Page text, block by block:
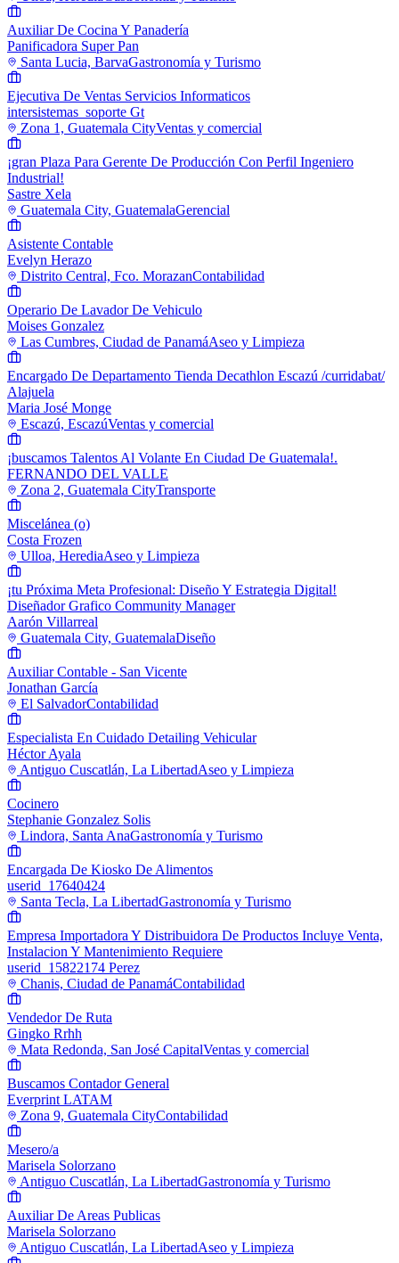
Auxiliar De Cocina Y Panadería
Panificadora Super Pan
Santa Lucia, BarvaGastronomía y Turismo
Ejecutiva De Ventas Servicios Informaticos
intersistemas_soporte Gt
Zona 1, Guatemala CityVentas y comercial
¡gran Plaza Para Gerente De Producción Con Perfil Ingeniero
Industrial!
Sastre Xela
Guatemala City, GuatemalaGerencial
Asistente Contable
Evelyn Herazo
Distrito Central, Fco. MorazanContabilidad
Operario De Lavador De Vehiculo
Moises Gonzalez
Las Cumbres, Ciudad de PanamáAseo y Limpieza
Encargado De Departamento Tienda Decathlon Escazú /curridabat/
Alajuela
Maria José Monge
Escazú, EscazúVentas y comercial
¡buscamos Talentos Al Volante En Ciudad De Guatemala!.
FERNANDO DEL VALLE
Zona 2, Guatemala CityTransporte
Miscelánea (o)
Costa Frozen
Ulloa, HerediaAseo y Limpieza
¡tu Próxima Meta Profesional: Diseño Y Estrategia Digital!
Diseñador Grafico Community Manager
Aarón Villarreal
Guatemala City, GuatemalaDiseño
Auxiliar Contable - San Vicente
Jonathan García
El SalvadorContabilidad
Especialista En Cuidado Detailing Vehicular
Héctor Ayala
Antiguo Cuscatlán, La LibertadAseo y Limpieza
Cocinero
Stephanie Gonzalez Solis
Lindora, Santa AnaGastronomía y Turismo
Encargada De Kiosko De Alimentos
userid_17640424
Santa Tecla, La LibertadGastronomía y Turismo
Empresa Importadora Y Distribuidora De Productos Incluye Venta,
Instalacion Y Mantenimiento Requiere
userid_15822174 Perez
Chanis, Ciudad de PanamáContabilidad
Vendedor De Ruta
Gingko Rrhh
Mata Redonda, San José CapitalVentas y comercial
Buscamos Contador General
Everprint LATAM
Zona 9, Guatemala CityContabilidad
Mesero/a
Marisela Solorzano
Antiguo Cuscatlán, La LibertadGastronomía y Turismo
Auxiliar De Areas Publicas
Marisela Solorzano
Antiguo Cuscatlán, La LibertadAseo y Limpieza